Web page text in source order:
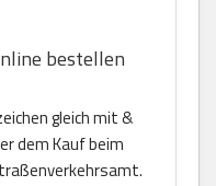
bestellen
gleich mit &
dem Kauf beim